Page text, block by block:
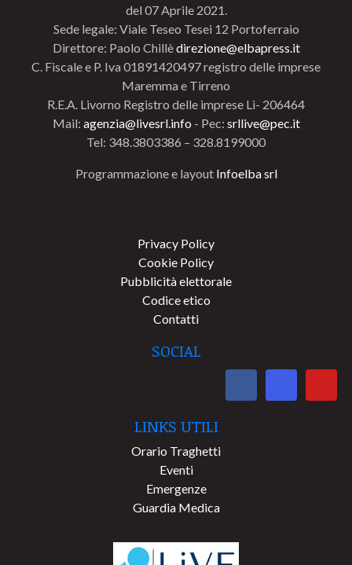
del 07 Aprile 2021.
Sede legale: Viale Teseo Tesei 12 Portoferraio
Direttore: Paolo Chillèdirezione@elbapress.it
C. Fiscale e P. Iva 01891420497 registro delle imprese
Maremma e Tirreno
R.E.A. Livorno Registro delle imprese Li- 206464
Mail: agenzia@livesrl.info - Pec: srllive@pec.it
Tel: 348.3803386 – 328.8199000
Programmazione e layout Infoelba srl
Privacy Policy
Cookie Policy
Pubblicità elettorale
Codice etico
Contatti
SOCIAL
LINKS UTILI
Orario Traghetti
Eventi
Emergenze
Guardia Medica